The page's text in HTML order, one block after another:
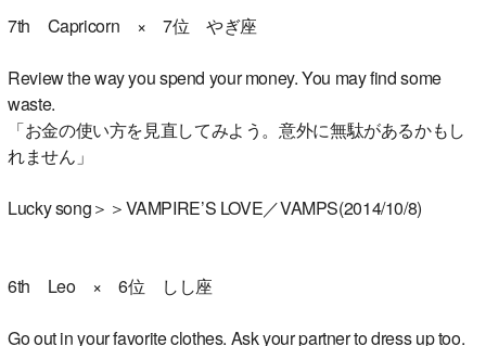
7th Capricorn × 7位 やぎ座
Review the way you spend your money. You may find some
waste.
「お金の使い方を見直してみよう。意外に無駄があるかもし
れません」
Lucky song＞＞VAMPIRE’S LOVE／VAMPS(2014/10/8)
6th Leo × 6位 しし座
Go out in your favorite clothes. Ask your partner to dress up too.